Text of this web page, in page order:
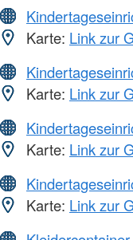
Karte: Link zur
Karte: Link zur
Karte: Link zur
Karte: Link zur